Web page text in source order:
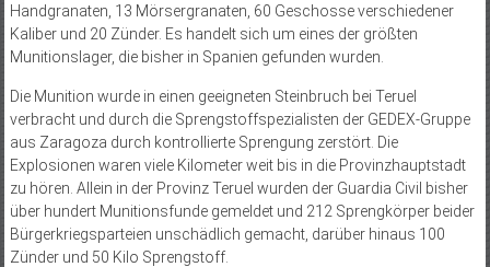
Handgranaten, 13 Mörsergranaten, 60 Geschosse verschiedener
Kaliber und 20 Zünder. Es handelt sich um eines der größten
Munitionslager, die bisher in Spanien gefunden wurden.
Die Munition wurde in einen geeigneten Steinbruch bei Teruel
verbracht und durch die Sprengstoffspezialisten der GEDEX-Gruppe
aus Zaragoza durch kontrollierte Sprengung zerstört. Die
Explosionen waren viele Kilometer weit bis in die Provinzhauptstadt
zu hören. Allein in der Provinz Teruel wurden der Guardia Civil bisher
über hundert Munitionsfunde gemeldet und 212 Sprengkörper beider
Bürgerkriegsparteien unschädlich gemacht, darüber hinaus 100
Zünder und 50 Kilo Sprengstoff.